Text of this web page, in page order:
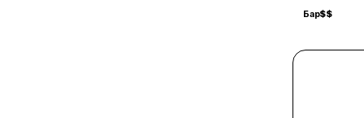
Бар$$